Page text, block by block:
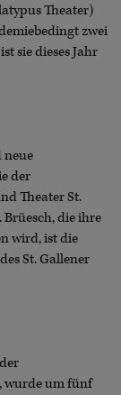
Theater)
zwei
sie dieses Jahr
neue
der
Theater St.
. Brüesch, die ihre
wird, ist die
St. Gallener
wurde um fünf